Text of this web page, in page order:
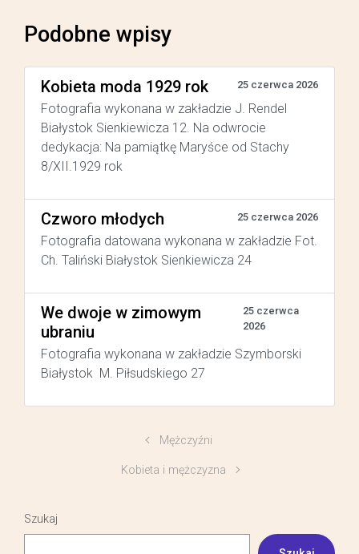
Podobne wpisy
Kobieta moda 1929 rok 25 czerwca 2026
Fotografia wykonana w zakładzie J. Rendel
Białystok Sienkiewicza 12. Na odwrocie
dedykacja: Na pamiątkę Maryśce od Stachy
8/XII.1929 rok
Czworo młodych 25 czerwca 2026
Fotografia datowana wykonana w zakładzie Fot.
Ch. Taliński Białystok Sienkiewicza 24
We dwoje w zimowym
ubraniu
25 czerwca
2026
Fotografia wykonana w zakładzie Szymborski
Białystok M. Piłsudskiego 27
Mężczyźni
Kobieta i mężczyzna
Szukaj